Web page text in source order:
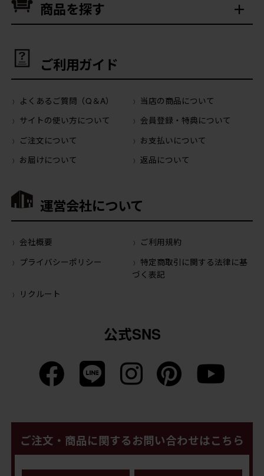
商品を探す
ご利用ガイド
よくあるご質問（Q＆A）
当店の商品について
サイトの使い方について
会員登録・特典について
ご注文について
お支払いについて
お届けについて
返品について
運営会社について
会社概要
ご利用規約
プライバシーポリシー
特定商取引に関する法律に基
づく表記
リクルート
公式SNS
ご注文・商品に関するお問い合わせはこちら